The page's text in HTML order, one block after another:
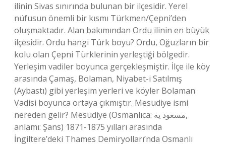
ilinin Sivas sınırında bulunan bir ilçesidir. Yerel
nüfusun önemli bir kısmı Türkmen/Çepni’den
oluşmaktadır. Alan bakımından Ordu ilinin en büyük
ilçesidir. Ordu hangi Türk boyu? Ordu, Oğuzların bir
kolu olan Çepni Türklerinin yerleştiği bölgedir.
Yerleşim vadiler boyunca gerçekleşmiştir. İlçe ile köy
arasında Çamaş, Bolaman, Niyabet-i Satılmış
(Aybastı) gibi yerleşim yerleri ve köyler Bolaman
Vadisi boyunca ortaya çıkmıştır. Mesudiye ismi
nereden gelir? Mesudiye (Osmanlıca: ﻣﺴﻌﻮﺩ یه,
anlamı: Şans) 1871-1875 yılları arasında
İngiltere’deki Thames Demiryolları’nda Osmanlı